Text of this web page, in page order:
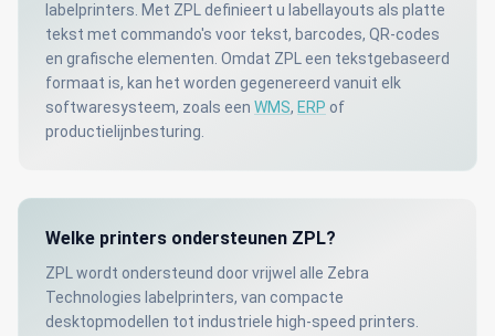
labelprinters. Met ZPL definieert u labellayouts als platte
tekst met commando's voor tekst, barcodes, QR-codes
en grafische elementen. Omdat ZPL een tekstgebaseerd
formaat is, kan het worden gegenereerd vanuit elk
softwaresysteem, zoals een WMS, ERP of
productielijnbesturing.
Welke printers ondersteunen ZPL?
ZPL wordt ondersteund door vrijwel alle Zebra
Technologies labelprinters, van compacte
desktopmodellen tot industriele high-speed printers.